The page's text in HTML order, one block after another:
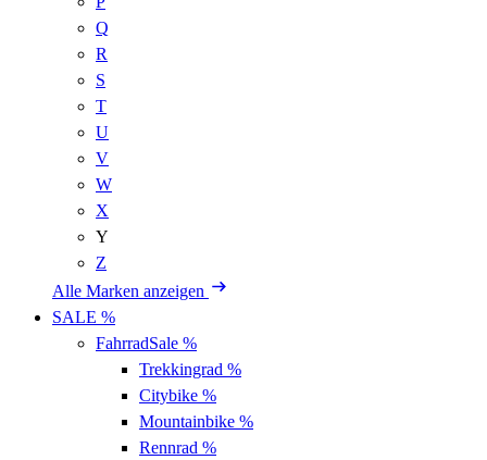
Q
R
S
T
U
V
W
X
Y
Z
Alle Marken anzeigen
SALE %
FahrradSale %
Trekkingrad %
Citybike %
Mountainbike %
Rennrad %